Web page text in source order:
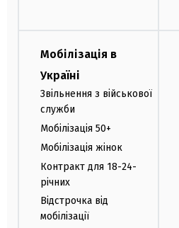
Мобілізація в
Україні
Звільнення з військової
служби
Мобілізація 50+
Мобілізація жінок
Контракт для 18-24-
річних
Відстрочка від
мобілізації